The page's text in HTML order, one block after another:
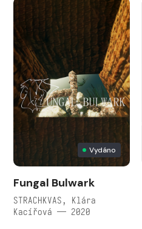
Vydáno
Fungal Bulwark
STRACHKVAS, Klára
Kacířová — 2020